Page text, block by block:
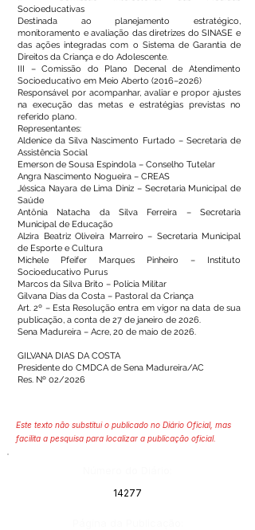
Socioeducativas
Destinada ao planejamento estratégico,
monitoramento e avaliação das diretrizes do SINASE e
das ações integradas com o Sistema de Garantia de
Direitos da Criança e do Adolescente.
III – Comissão do Plano Decenal de Atendimento
Socioeducativo em Meio Aberto (2016–2026)
Responsável por acompanhar, avaliar e propor ajustes
na execução das metas e estratégias previstas no
referido plano.
Representantes:
Aldenice da Silva Nascimento Furtado – Secretaria de
Assistência Social
Emerson de Sousa Espindola – Conselho Tutelar
Angra Nascimento Nogueira – CREAS
Jéssica Nayara de Lima Diniz – Secretaria Municipal de
Saúde
Antônia Natacha da Silva Ferreira – Secretaria
Municipal de Educação
Alzira Beatriz Oliveira Marreiro – Secretaria Municipal
de Esporte e Cultura
Michele Pfeifer Marques Pinheiro – Instituto
Socioeducativo Purus
Marcos da Silva Brito – Polícia Militar
Gilvana Dias da Costa – Pastoral da Criança
Art. 2º – Esta Resolução entra em vigor na data de sua
publicação, a conta de 27 de janeiro de 2026.
Sena Madureira – Acre, 20 de maio de 2026.
GILVANA DIAS DA COSTA
Presidente do CMDCA de Sena Madureira/AC
Res. Nº 02/2026
Este texto não substitui o publicado no Diário Oficial, mas
facilita a pesquisa para localizar a publicação oficial.
14277